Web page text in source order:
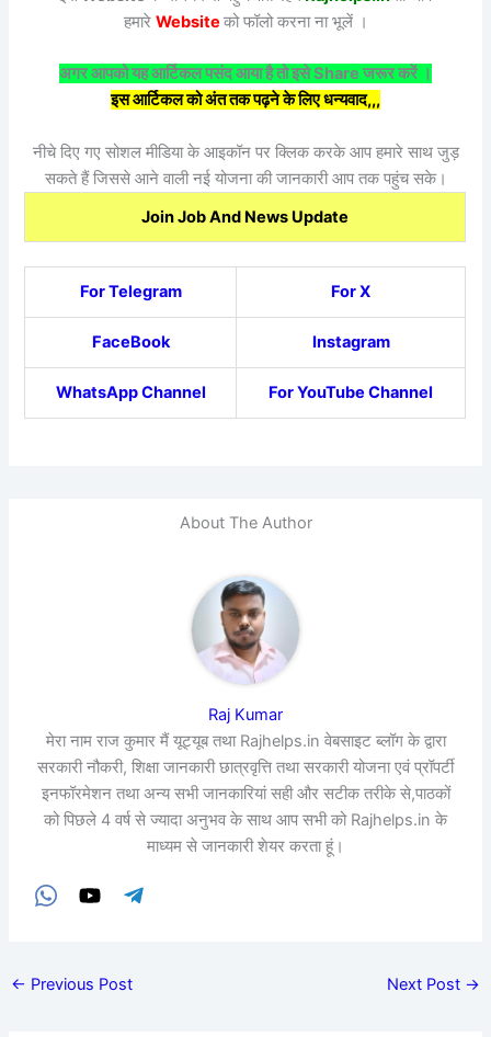
हमारे Website को फॉलो करना ना भूलें ।
अगर आपको यह आर्टिकल पसंद आया है तो इसे Share जरूर करें ।
इस आर्टिकल को अंत तक पढ़ने के लिए धन्यवाद,,,
नीचे दिए गए सोशल मीडिया के आइकॉन पर क्लिक करके आप हमारे साथ जुड़
सकते हैं जिससे आने वाली नई योजना की जानकारी आप तक पहुंच सके।
Join Job And News Update
For Telegram For X
FaceBook Instagram
WhatsApp Channel For YouTube Channel
About The Author
Raj Kumar
मेरा नाम राज कुमार मैं यूट्यूब तथा Rajhelps.in वेबसाइट ब्लॉग के द्वारा
सरकारी नौकरी, शिक्षा जानकारी छात्रवृत्ति तथा सरकारी योजना एवं प्रॉपर्टी
इनफॉरमेशन तथा अन्य सभी जानकारियां सही और सटीक तरीके से,पाठकों
को पिछले 4 वर्ष से ज्यादा अनुभव के साथ आप सभी को Rajhelps.in के
माध्यम से जानकारी शेयर करता हूं।
← Previous Post Next Post →